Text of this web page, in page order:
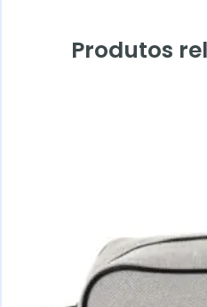
Produtos